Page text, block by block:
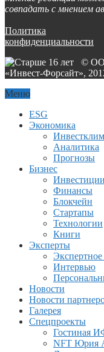
совпадать с мнением
Политика
конфиденциальности
©
«Инвест-Форсайт»,
Меню
ESG
Экономика
Аналитика
Прогнозы
Бизнес
Инвестиции
Финансы
Блокчейн
Стартапы
Технологии
Книги
Эксперты
Интервью
Новости
Новости
Галерея
Спецпроекты
Гостиная
NFT Юрия